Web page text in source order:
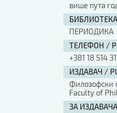
више пута
БИБЛИОТЕКА
ПЕРИОДИКА
ТЕЛЕФОН /
+381 18 514
ИЗДАВАЧ /
Филозофски
Faculty of
ЗА ИЗДАВАЧА